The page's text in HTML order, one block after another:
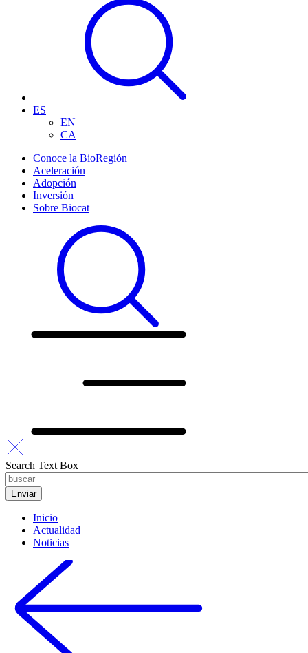
ES
EN
CA
Conoce la BioRegión
Aceleración
Adopción
Inversión
Sobre Biocat
Search Text Box
Inicio
Actualidad
Noticias